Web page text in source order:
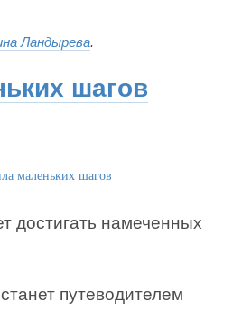
Ландырева.
шагов
маленьких шагов
достигать намеченных
путеводителем